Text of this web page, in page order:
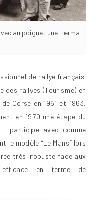
au poignet une Herma
de rallye français.
des rallyes (Tourisme) en
Corse en 1961 et 1963,
en 1970 une étape du
il participe avec comme
le modèle “Le Mans” lors
très robuste face aux
en terme de